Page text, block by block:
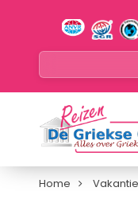
Home